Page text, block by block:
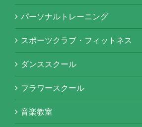
パーソナルトレーニング
スポーツクラブ・フィットネス
ダンススクール
フラワースクール
音楽教室